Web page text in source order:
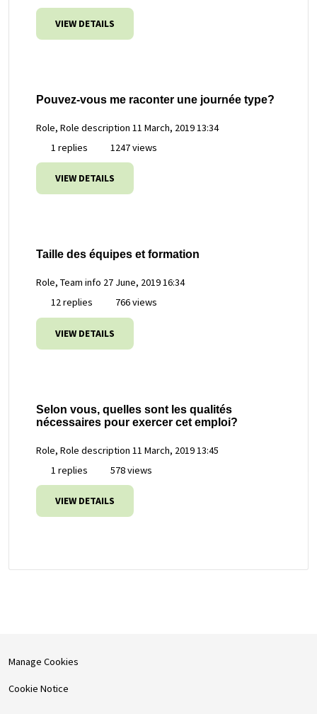
VIEW DETAILS
Pouvez-vous me raconter une journée type?
Role, Role description 11 March, 2019 13:34
1 replies
1247 views
VIEW DETAILS
Taille des équipes et formation
Role, Team info 27 June, 2019 16:34
12 replies
766 views
VIEW DETAILS
Selon vous, quelles sont les qualités
nécessaires pour exercer cet emploi?
Role, Role description 11 March, 2019 13:45
1 replies
578 views
VIEW DETAILS
Manage Cookies
Cookie Notice